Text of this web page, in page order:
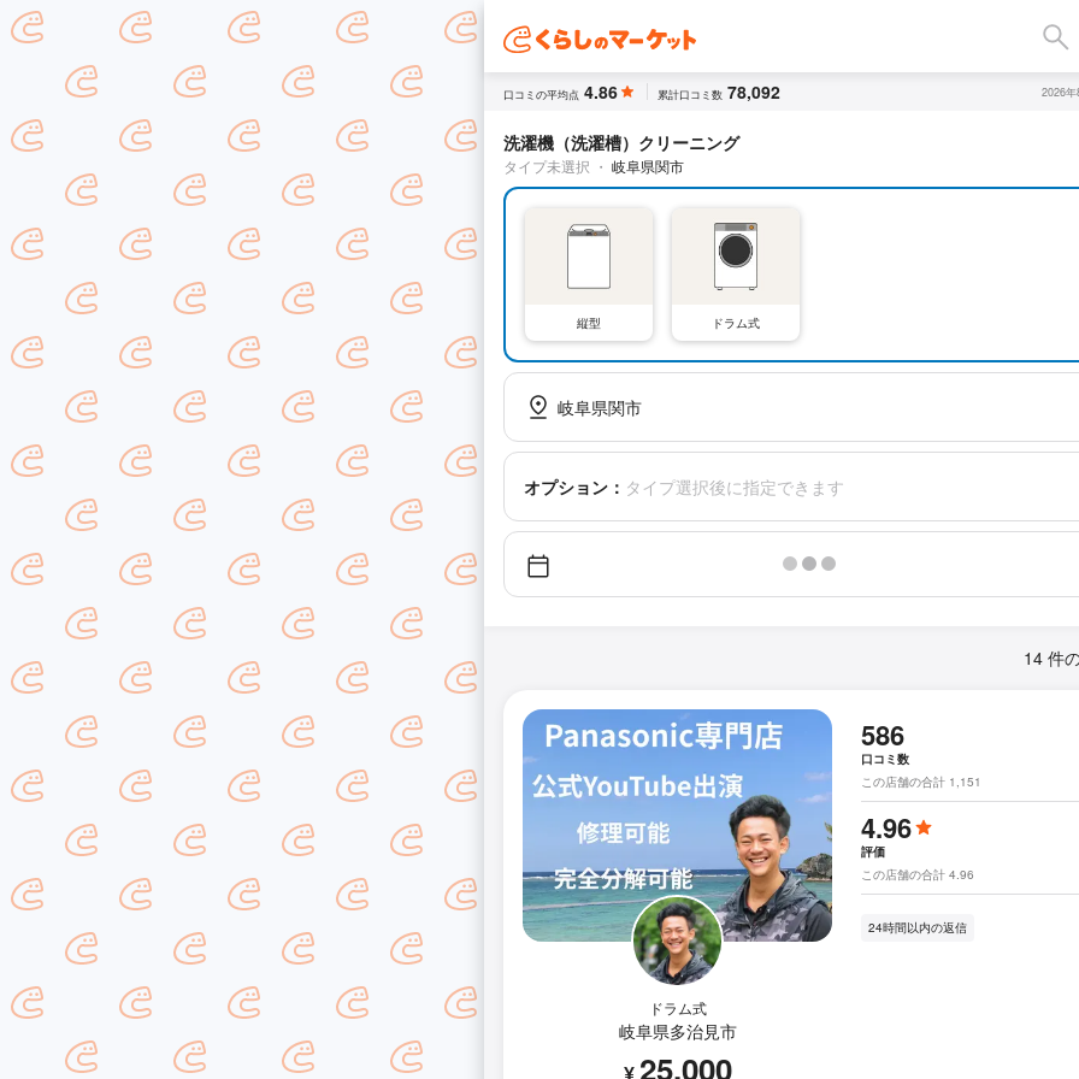
口コミの平均点 4.86 累計口コミ数 78,092 2026
洗濯機（洗濯槽）クリーニング
タイプ未選択 ・ 岐阜県関市
縦型 ドラム式
岐阜県関市
オプション： タイプ選択後に指定できます
14 件
ドラム式
岐阜県多治見市
25,000
586
口コミ数
この店舗の合計 1,151
4.96
評価
この店舗の合計 4.96
24時間以内の返信